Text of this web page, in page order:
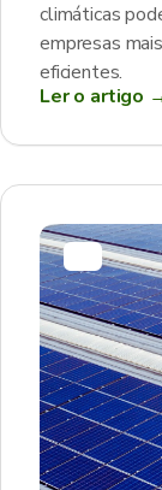
climáticas
empresas
eficientes.
Ler o artigo